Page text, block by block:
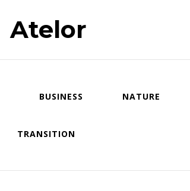
Atelor
BUSINESS NATURE
TRANSITION